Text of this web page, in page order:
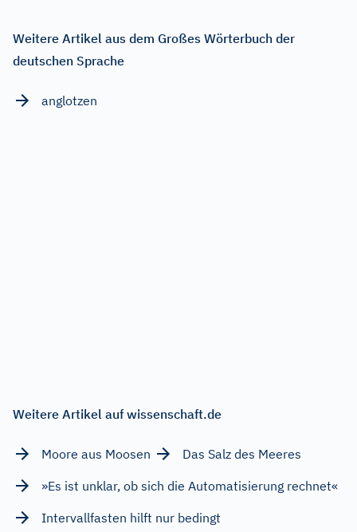
Weitere Artikel aus dem Großes Wörterbuch der
deutschen Sprache
anglotzen
Weitere Artikel auf wissenschaft.de
Moore aus Moosen
Das Salz des Meeres
»Es ist unklar, ob sich die Automatisierung rechnet«
Intervallfasten hilft nur bedingt